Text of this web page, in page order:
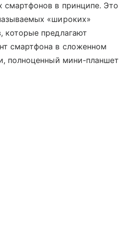
смартфонов в принципе. Это
«широких»
которые предлагают
смартфона в сложенном
полноценный мини-планшет